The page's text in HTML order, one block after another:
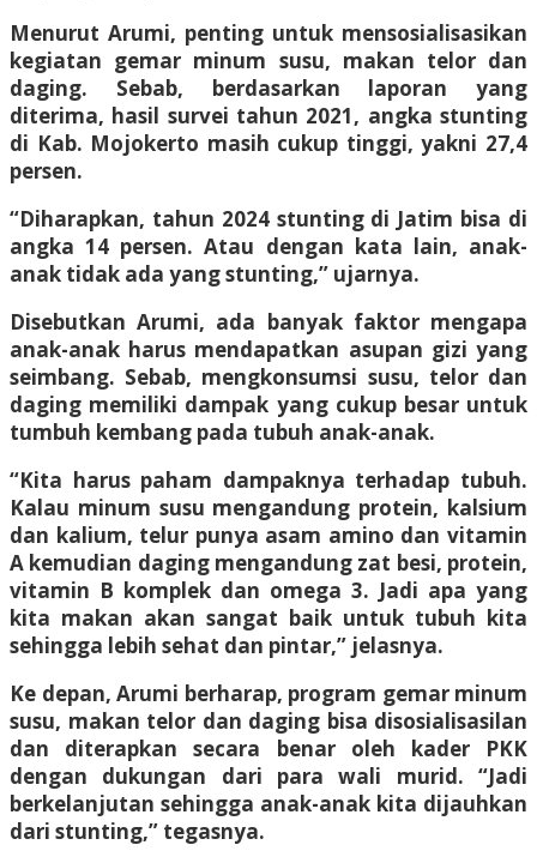
Menurut Arumi, penting untuk mensosialisasikan
kegiatan gemar minum susu, makan telor dan
daging. Sebab, berdasarkan laporan yang
diterima, hasil survei tahun 2021, angka stunting
di Kab. Mojokerto masih cukup tinggi, yakni 27,4
persen.
“Diharapkan, tahun 2024 stunting di Jatim bisa di
angka 14 persen. Atau dengan kata lain, anak-
anak tidak ada yang stunting,” ujarnya.
Disebutkan Arumi, ada banyak faktor mengapa
anak-anak harus mendapatkan asupan gizi yang
seimbang. Sebab, mengkonsumsi susu, telor dan
daging memiliki dampak yang cukup besar untuk
tumbuh kembang pada tubuh anak-anak.
“Kita harus paham dampaknya terhadap tubuh.
Kalau minum susu mengandung protein, kalsium
dan kalium, telur punya asam amino dan vitamin
A kemudian daging mengandung zat besi, protein,
vitamin B komplek dan omega 3. Jadi apa yang
kita makan akan sangat baik untuk tubuh kita
sehingga lebih sehat dan pintar,” jelasnya.
Ke depan, Arumi berharap, program gemar minum
susu, makan telor dan daging bisa disosialisasilan
dan diterapkan secara benar oleh kader PKK
dengan dukungan dari para wali murid. “Jadi
berkelanjutan sehingga anak-anak kita dijauhkan
dari stunting,” tegasnya.